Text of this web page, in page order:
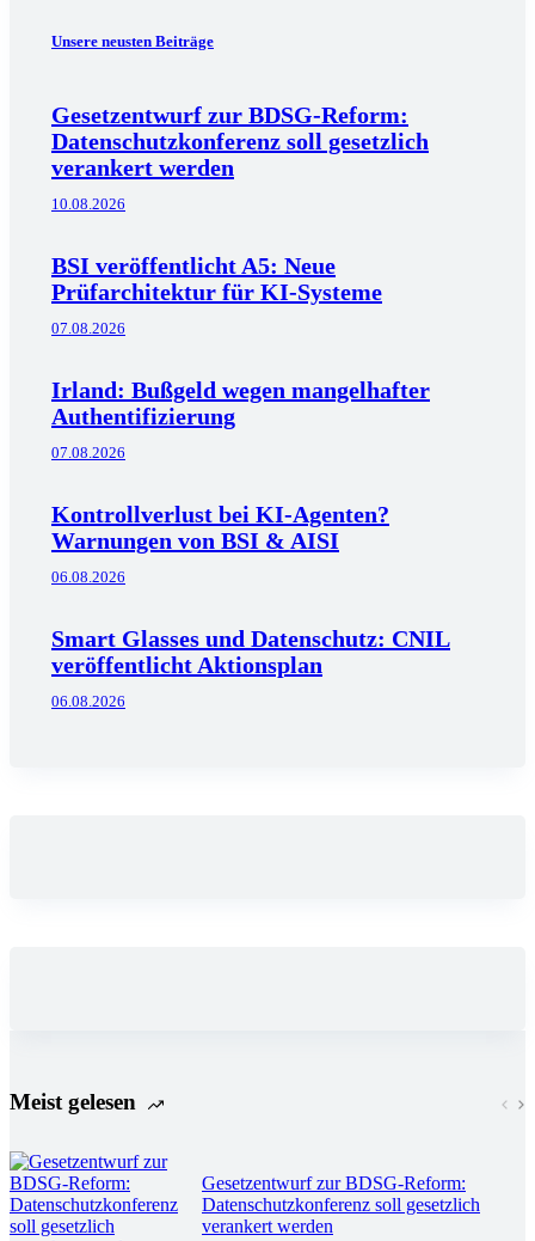
Unsere neusten Beiträge
Gesetzentwurf zur BDSG-Reform:
Datenschutzkonferenz soll gesetzlich
verankert werden
10.08.2026
BSI veröffentlicht A5: Neue
Prüfarchitektur für KI-Systeme
07.08.2026
Irland: Bußgeld wegen mangelhafter
Authentifizierung
07.08.2026
Kontrollverlust bei KI-Agenten?
Warnungen von BSI & AISI
06.08.2026
Smart Glasses und Datenschutz: CNIL
veröffentlicht Aktionsplan
06.08.2026
Meist gelesen
Gesetzentwurf zur BDSG-Reform:
Datenschutzkonferenz soll gesetzlich
verankert werden